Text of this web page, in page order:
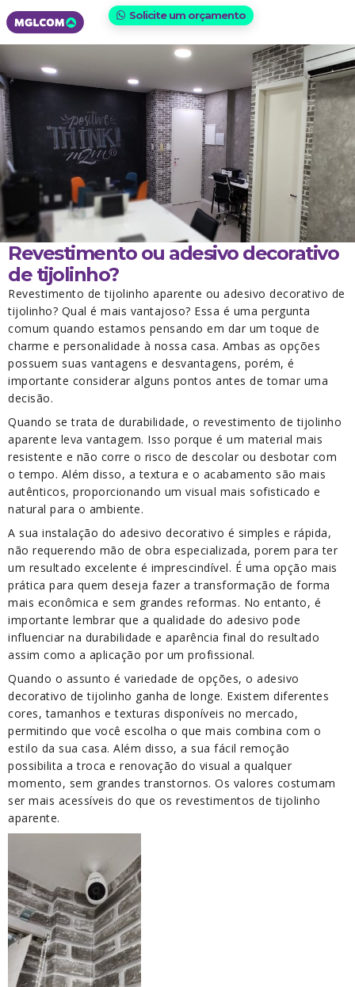
Solicite um orçamento
Revestimento ou adesivo decorativo
de tijolinho?
Revestimento de tijolinho aparente ou adesivo decorativo de
tijolinho? Qual é mais vantajoso? Essa é uma pergunta
comum quando estamos pensando em dar um toque de
charme e personalidade à nossa casa. Ambas as opções
possuem suas vantagens e desvantagens, porém, é
importante considerar alguns pontos antes de tomar uma
decisão.
Quando se trata de durabilidade, o revestimento de tijolinho
aparente leva vantagem. Isso porque é um material mais
resistente e não corre o risco de descolar ou desbotar com
o tempo. Além disso, a textura e o acabamento são mais
autênticos, proporcionando um visual mais sofisticado e
natural para o ambiente.
A sua instalação do adesivo decorativo é simples e rápida,
não requerendo mão de obra especializada, porem para ter
um resultado excelente é imprescindível. É uma opção mais
prática para quem deseja fazer a transformação de forma
mais econômica e sem grandes reformas. No entanto, é
importante lembrar que a qualidade do adesivo pode
influenciar na durabilidade e aparência final do resultado
assim como a aplicação por um profissional.
Quando o assunto é variedade de opções, o adesivo
decorativo de tijolinho ganha de longe. Existem diferentes
cores, tamanhos e texturas disponíveis no mercado,
permitindo que você escolha o que mais combina com o
estilo da sua casa. Além disso, a sua fácil remoção
possibilita a troca e renovação do visual a qualquer
momento, sem grandes transtornos. Os valores costumam
ser mais acessíveis do que os revestimentos de tijolinho
aparente.